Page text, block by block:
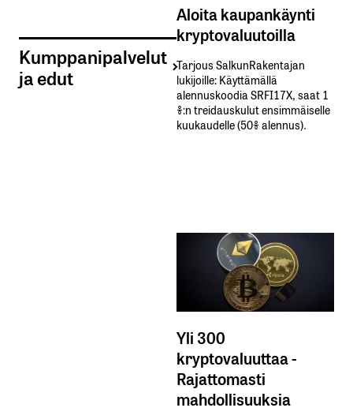
Kumppanipalvelut
ja edut
Aloita kaupankäynti
kryptovaluutoilla
Tarjous SalkunRakentajan
lukijoille: Käyttämällä​ ​
alennuskoodia​ ​SRFI17X,​ ​saat​ ​1
%:n treidauskulut​ ​ensimmäiselle​ ​
kuukaudelle​ ​(50%​ ​alennus).
Yli 300
kryptovaluuttaa -
Rajattomasti
mahdollisuuksia